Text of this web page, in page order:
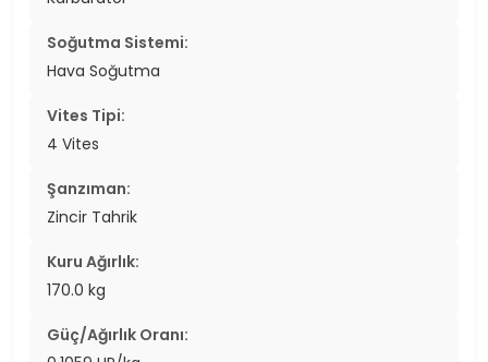
Soğutma Sistemi:
Hava Soğutma
Vites Tipi:
4 Vites
Şanzıman:
Zincir Tahrik
Kuru Ağırlık:
170.0 kg
Güç/Ağırlık Oranı: